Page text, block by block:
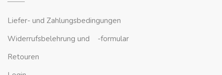
Liefer- und Zahlungsbedingungen
Widerrufsbelehrung und -formular
Retouren